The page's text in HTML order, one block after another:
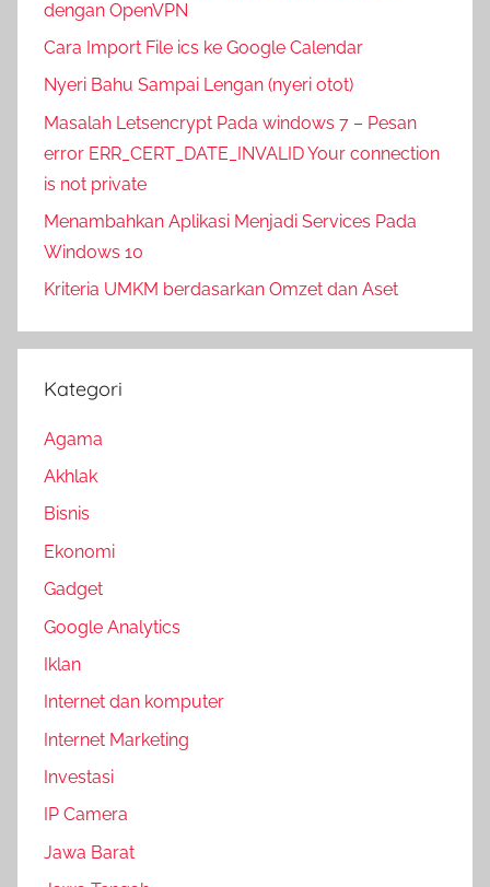
dengan OpenVPN
Cara Import File ics ke Google Calendar
Nyeri Bahu Sampai Lengan (nyeri otot)
Masalah Letsencrypt Pada windows 7 – Pesan
error ERR_CERT_DATE_INVALID Your connection
is not private
Menambahkan Aplikasi Menjadi Services Pada
Windows 10
Kriteria UMKM berdasarkan Omzet dan Aset
Kategori
Agama
Akhlak
Bisnis
Ekonomi
Gadget
Google Analytics
Iklan
Internet dan komputer
Internet Marketing
Investasi
IP Camera
Jawa Barat